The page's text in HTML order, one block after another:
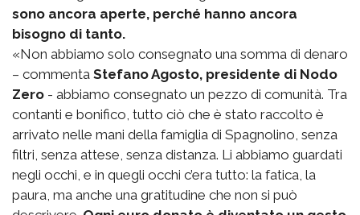
sono ancora aperte, perché hanno ancora
bisogno di tanto.
«Non abbiamo solo consegnato una somma di denaro
– commenta Stefano Agosto, presidente di Nodo
Zero - abbiamo consegnato un pezzo di comunità. Tra
contanti e bonifico, tutto ciò che è stato raccolto è
arrivato nelle mani della famiglia di Spagnolino, senza
filtri, senza attese, senza distanza. Li abbiamo guardati
negli occhi, e in quegli occhi c’era tutto: la fatica, la
paura, ma anche una gratitudine che non si può